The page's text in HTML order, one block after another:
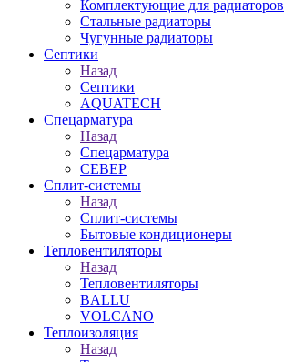
Комплектующие для радиаторов
Стальные радиаторы
Чугунные радиаторы
Септики
Назад
Септики
AQUATECH
Спецарматура
Назад
Спецарматура
СЕВЕР
Сплит-системы
Назад
Сплит-системы
Бытовые кондиционеры
Тепловентиляторы
Назад
Тепловентиляторы
BALLU
VOLCANO
Теплоизоляция
Назад